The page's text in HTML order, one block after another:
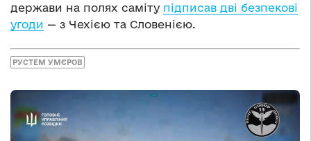
держави на полях саміту підписав дві безпекові
угоди — з Чехією та Словенією.
РУСТЕМ УМЄРОВ